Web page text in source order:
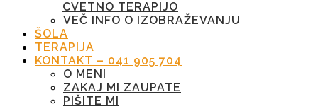
CVETNO TERAPIJO
VEČ INFO O IZOBRAŽEVANJU
ŠOLA
TERAPIJA
KONTAKT – 041 905 704
O MENI
ZAKAJ MI ZAUPATE
PIŠITE MI